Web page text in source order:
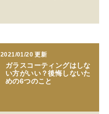
2021/01/20 更新
ガラスコーティングはしな
い方がいい？後悔しないた
めの6つのこと